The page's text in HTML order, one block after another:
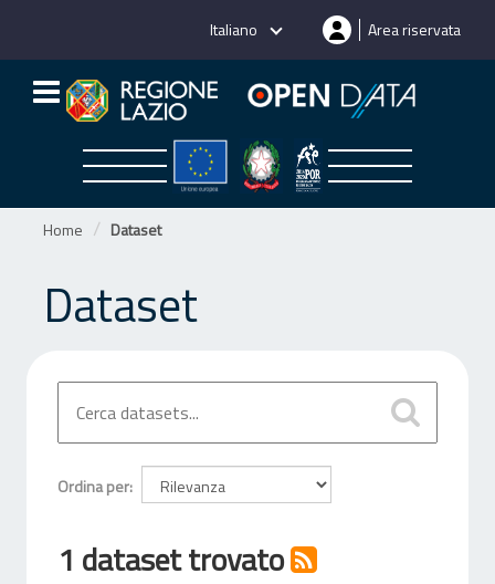
Italiano Area riservata
Home Dataset
Dataset
Ordina per
1 dataset trovato